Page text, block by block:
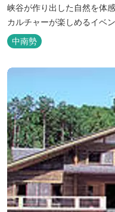
峡谷が作り出した自然を体
カルチャーが楽しめるイベ
なアメリカンＢＢＱを体験することがで
松阪観光インフォメーショ
中南勢